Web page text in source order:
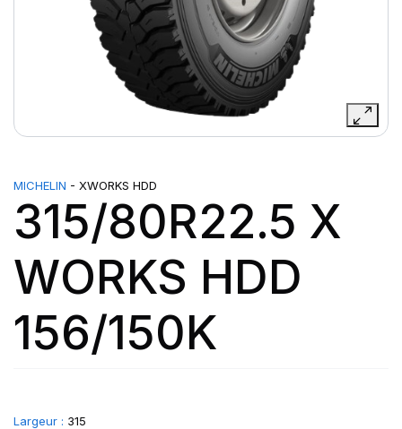
MICHELIN - XWORKS HDD
315/80R22.5 X
WORKS HDD
156/150K
Largeur : 315